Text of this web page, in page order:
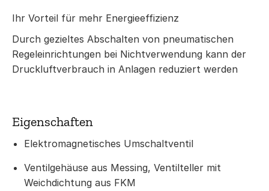
Ihr Vorteil für mehr Energieeffizienz
Durch gezieltes Abschalten von pneumatischen
Regeleinrichtungen bei Nichtverwendung kann der
Druckluftverbrauch in Anlagen reduziert werden
Eigenschaften
Elektromagnetisches Umschaltventil
Ventilgehäuse aus Messing, Ventilteller mit
Weichdichtung aus FKM